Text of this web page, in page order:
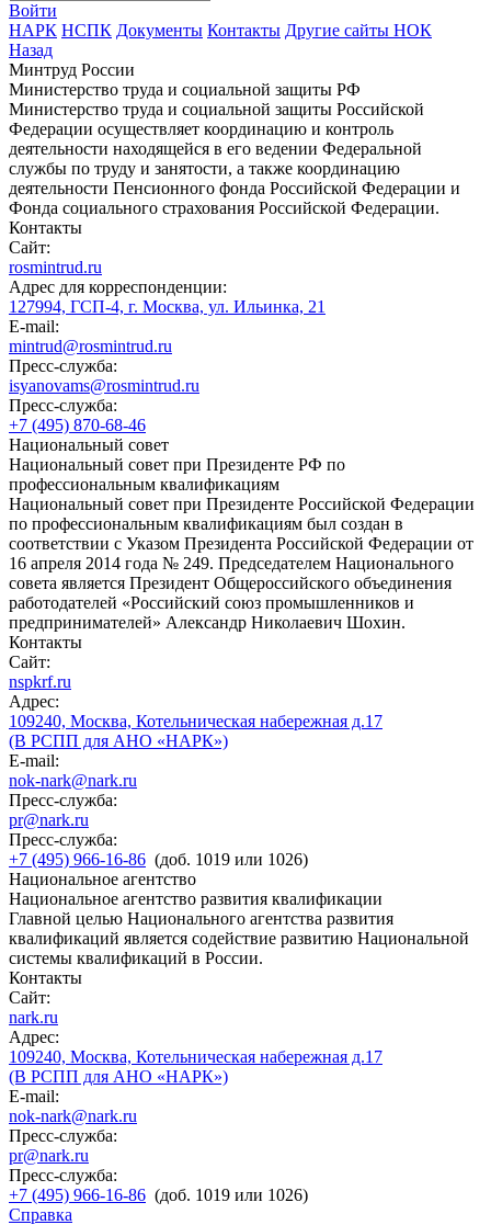
Войти
НАРК НСПК Документы Контакты Другие сайты НОК
Назад
Минтруд России
Министерство труда и социальной защиты РФ
Министерство труда и социальной защиты Российской
Федерации осуществляет координацию и контроль
деятельности находящейся в его ведении Федеральной
службы по труду и занятости, а также координацию
деятельности Пенсионного фонда Российской Федерации и
Фонда социального страхования Российской Федерации.
Контакты
Сайт:
rosmintrud.ru
Адрес для корреспонденции:
127994, ГСП-4, г. Москва, ул. Ильинка, 21
E-mail:
mintrud@rosmintrud.ru
Пресс-служба:
isyanovams@rosmintrud.ru
Пресс-служба:
+7 (495) 870-68-46
Национальный совет
Национальный совет при Президенте РФ по
профессиональным квалификациям
Национальный совет при Президенте Российской Федерации
по профессиональным квалификациям был создан в
соответствии с Указом Президента Российской Федерации от
16 апреля 2014 года № 249. Председателем Национального
совета является Президент Общероссийского объединения
работодателей «Российский союз промышленников и
предпринимателей» Александр Николаевич Шохин.
Контакты
Сайт:
nspkrf.ru
Адрес:
109240, Москва, Котельническая набережная д.17
(В РСПП для АНО «НАРК»)
E-mail:
nok-nark@nark.ru
Пресс-служба:
pr@nark.ru
Пресс-служба:
+7 (495) 966-16-86 (доб. 1019 или 1026)
Национальное агентство
Национальное агентство развития квалификации
Главной целью Национального агентства развития
квалификаций является содействие развитию Национальной
системы квалификаций в России.
Контакты
Сайт:
nark.ru
Адрес:
109240, Москва, Котельническая набережная д.17
(В РСПП для АНО «НАРК»)
E-mail:
nok-nark@nark.ru
Пресс-служба:
pr@nark.ru
Пресс-служба:
+7 (495) 966-16-86 (доб. 1019 или 1026)
Справка